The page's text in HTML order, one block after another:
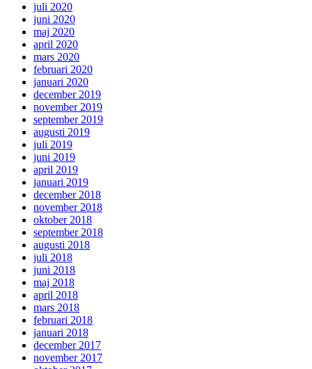
juli 2020
juni 2020
maj 2020
april 2020
mars 2020
februari 2020
januari 2020
december 2019
november 2019
september 2019
augusti 2019
juli 2019
juni 2019
april 2019
januari 2019
december 2018
november 2018
oktober 2018
september 2018
augusti 2018
juli 2018
juni 2018
maj 2018
april 2018
mars 2018
februari 2018
januari 2018
december 2017
november 2017